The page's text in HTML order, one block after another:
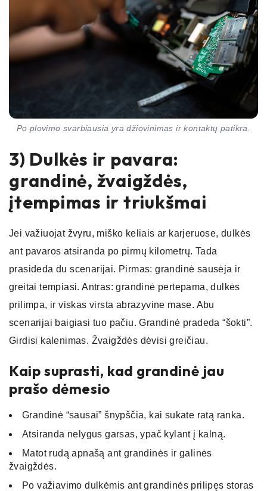
Po plovimo svarbiausia yra džiovinimas ir kontaktų patikra.
3) Dulkės ir pavara:
grandinė, žvaigždės,
įtempimas ir triukšmai
Jei važiuojat žvyru, miško keliais ar karjeruose, dulkės
ant pavaros atsiranda po pirmų kilometrų. Tada
prasideda du scenarijai. Pirmas: grandinė sausėja ir
greitai tempiasi. Antras: grandinė pertepama, dulkės
prilimpa, ir viskas virsta abrazyvine mase. Abu
scenarijai baigiasi tuo pačiu. Grandinė pradeda “šokti”.
Girdisi kalenimas. Žvaigždės dėvisi greičiau.
Kaip suprasti, kad grandinė jau
prašo dėmesio
Grandinė “sausai” šnypščia, kai sukate ratą ranka.
Atsiranda nelygus garsas, ypač kylant į kalną.
Matot rudą apnašą ant grandinės ir galinės
žvaigždės.
Po važiavimo dulkėmis ant grandinės prilipęs storas